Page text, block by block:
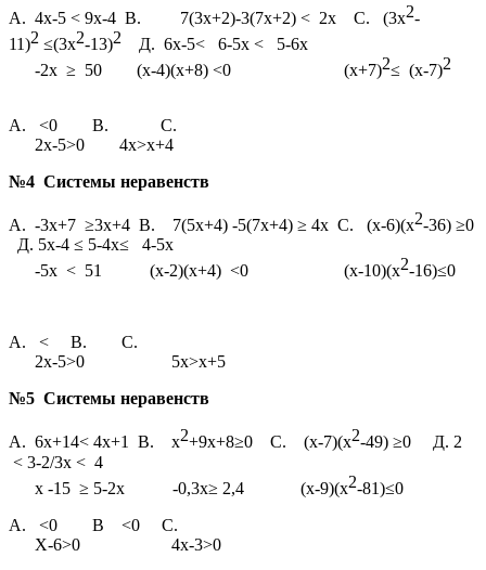
А. 4х-5 < 9х-4 В. 7(3х+2)-3(7х+2) < 2х С. (3х2-
11)2 ≤(3х2-13)2 Д. 6х-5< 6-5х < 5-6х
-2х ≥ 50 (х-4)(х+8) <0 (х+7)2≤ (х-7)2
А. <0 В. С.
2х-5>0 4х>х+4
№4 Системы неравенств
А. -3х+7 ≥3х+4 В. 7(5х+4) -5(7х+4) ≥ 4х С. (х-6)(х2-36) ≥0
Д. 5х-4 ≤ 5-4х≤ 4-5х
-5х < 51 (х-2)(х+4) <0 (х-10)(х2-16)≤0
А. < В. С.
2х-5>0 5х>х+5
№5 Системы неравенств
А. 6х+14< 4х+1 В. х2+9х+8≥0 С. (х-7)(х2-49) ≥0 Д. 2
< 3-2/3х < 4
х -15 ≥ 5-2х -0,3х≥ 2,4 (х-9)(х2-81)≤0
А. <0 В <0 С.
Х-6>0 4х-3>0